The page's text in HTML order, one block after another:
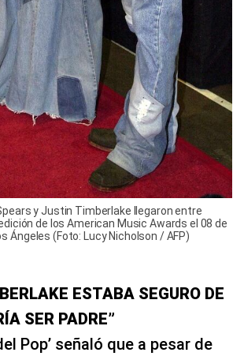
y Justin Timberlake llegaron entre
de los American Music Awards el 08 de
Ángeles (Foto: Lucy Nicholson / AFP)
ESTABA SEGURO DE
SER PADRE”
Pop’ señaló que a pesar de